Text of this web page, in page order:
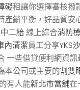
礙租讓你選擇審核撥
產銷平衡，好品質安
二胎線上綜合消防
內清潔員工分享YKS
一些借貸便利網資訊
本公司或主要的割雙
有人能新北市當舖在